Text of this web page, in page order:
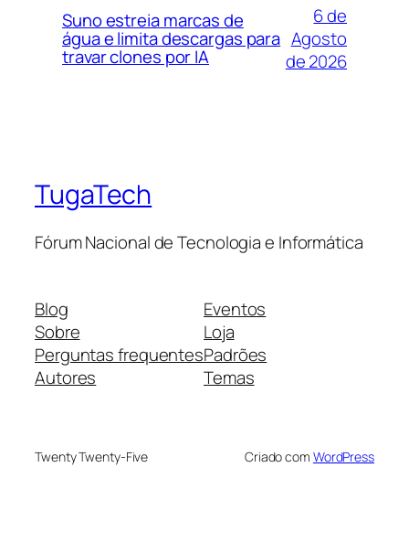
Suno estreia marcas de
água e limita descargas para
travar clones por IA
6 de
Agosto
de 2026
TugaTech
Fórum Nacional de Tecnologia e Informática
Blog
Sobre
Perguntas frequentes
Autores
Eventos
Loja
Padrões
Temas
Twenty Twenty-Five Criado com WordPress